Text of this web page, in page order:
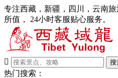
专注西藏，新疆，四川，云南
所值， 24小时客服贴心服务。

搜
热门搜索：